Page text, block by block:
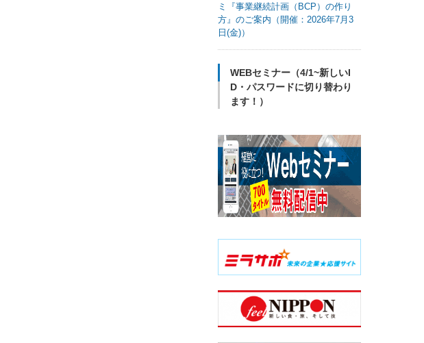
ミ『事業継続計画（BCP）の作り
方』のご案内（開催：2026年7月3
日(金)）
WEBセミナー（4/1~新しいI
D・パスワードに切り替わり
ます！）